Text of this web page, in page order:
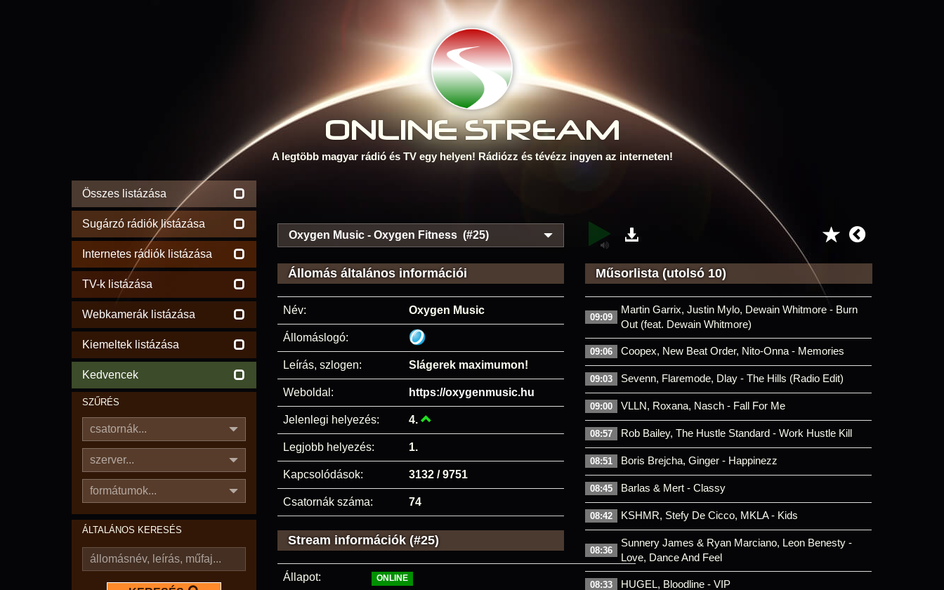
ONLINE STREAM
A legtöbb magyar rádió és TV egy helyen! Rádiózz és tévézz ingyen az interneten!
Összes listázása
Sugárzó rádiók listázása
Internetes rádiók listázása
TV-k listázása
Webkamerák listázása
Kiemeltek listázása
Kedvencek
SZŰRÉS
csatornák...
szerver...
formátumok...
ÁLTALÁNOS KERESÉS
Oxygen Music - Oxygen Fitness (#25)
Állomás általános információi
Név: Oxygen Music
Állomáslogó:
Leírás, szlogen: Slágerek maximumon!
Weboldal: https://oxygenmusic.hu
Jelenlegi helyezés: 4.
Legjobb helyezés: 1.
Kapcsolódások: 3132 / 9751
Csatornák száma: 74
Stream információk (#25)
Állapot: ONLINE
Műsorlista (utolsó 10)
09:09
Martin Garrix, Justin Mylo, Dewain Whitmore - Burn
Out (feat. Dewain Whitmore)
09:06 Coopex, New Beat Order, Nito-Onna - Memories
09:03 Sevenn, Flaremode, Dlay - The Hills (Radio Edit)
09:00 VLLN, Roxana, Nasch - Fall For Me
08:57 Rob Bailey, The Hustle Standard - Work Hustle Kill
08:51 Boris Brejcha, Ginger - Happinezz
08:45 Barlas & Mert - Classy
08:42 KSHMR, Stefy De Cicco, MKLA - Kids
08:36
Sunnery James & Ryan Marciano, Leon Benesty -
Love, Dance And Feel
08:33 HUGEL, Bloodline - VIP